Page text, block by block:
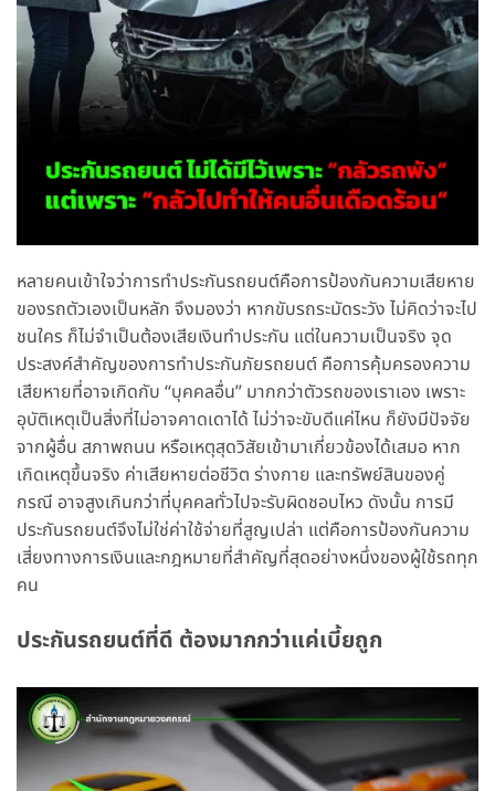
หลายคนเข้าใจว่าการทำประกันรถยนต์คือการป้องกันความเสียหาย
ของรถตัวเองเป็นหลัก จึงมองว่า หากขับรถระมัดระวัง ไม่คิดว่าจะไป
ชนใคร ก็ไม่จำเป็นต้องเสียเงินทำประกัน แต่ในความเป็นจริง จุด
ประสงค์สำคัญของการทำประกันภัยรถยนต์ คือการคุ้มครองความ
เสียหายที่อาจเกิดกับ “บุคคลอื่น” มากกว่าตัวรถของเราเอง เพราะ
อุบัติเหตุเป็นสิ่งที่ไม่อาจคาดเดาได้ ไม่ว่าจะขับดีแค่ไหน ก็ยังมีปัจจัย
จากผู้อื่น สภาพถนน หรือเหตุสุดวิสัยเข้ามาเกี่ยวข้องได้เสมอ หาก
เกิดเหตุขึ้นจริง ค่าเสียหายต่อชีวิต ร่างกาย และทรัพย์สินของคู่
กรณี อาจสูงเกินกว่าที่บุคคลทั่วไปจะรับผิดชอบไหว ดังนั้น การมี
ประกันรถยนต์จึงไม่ใช่ค่าใช้จ่ายที่สูญเปล่า แต่คือการป้องกันความ
เสี่ยงทางการเงินและกฎหมายที่สำคัญที่สุดอย่างหนึ่งของผู้ใช้รถทุก
คน
ประกันรถยนต์ที่ดี ต้องมากกว่าแค่เบี้ยถูก